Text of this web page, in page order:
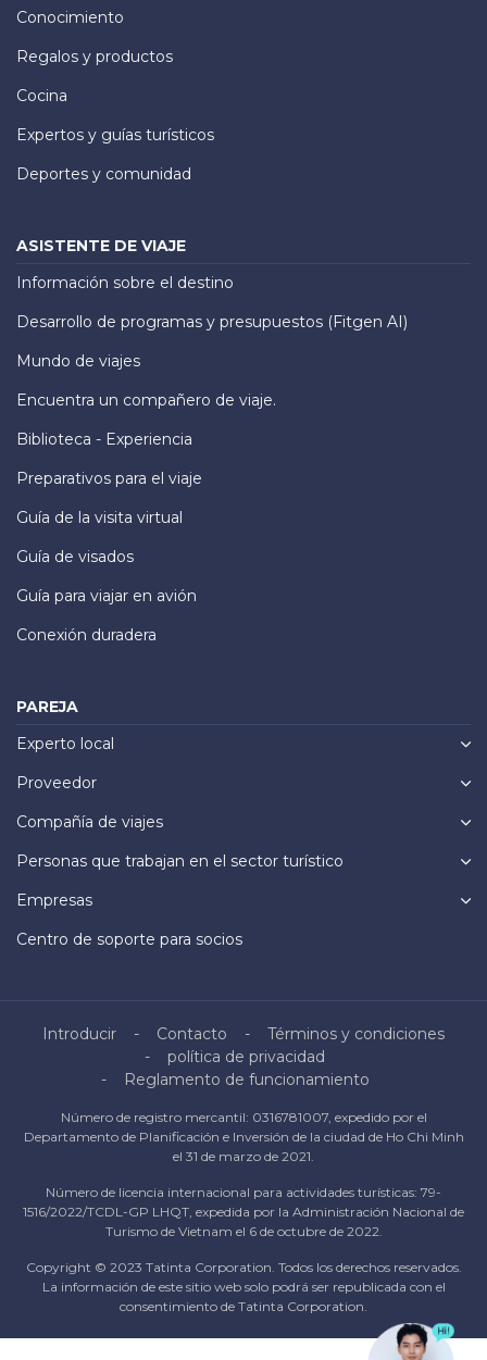
Conocimiento
Regalos y productos
Cocina
Expertos y guías turísticos
Deportes y comunidad
ASISTENTE DE VIAJE
Información sobre el destino
Desarrollo de programas y presupuestos (Fitgen AI)
Mundo de viajes
Encuentra un compañero de viaje.
Biblioteca - Experiencia
Preparativos para el viaje
Guía de la visita virtual
Guía de visados
Guía para viajar en avión
Conexión duradera
PAREJA
Experto local
Proveedor
Compañía de viajes
Personas que trabajan en el sector turístico
Empresas
Centro de soporte para socios
Introducir Contacto
Términos y condiciones
política de privacidad
Reglamento de funcionamiento
Número de registro mercantil: 0316781007, expedido por el
Departamento de Planificación e Inversión de la ciudad de Ho Chi Minh
el 31 de marzo de 2021.
Número de licencia internacional para actividades turísticas: 79-
1516/2022/TCDL-GP LHQT, expedida por la Administración Nacional de
Turismo de Vietnam el 6 de octubre de 2022.
Copyright © 2023 Tatinta Corporation. Todos los derechos reservados.
La información de este sitio web solo podrá ser republicada con el
consentimiento de Tatinta Corporation.